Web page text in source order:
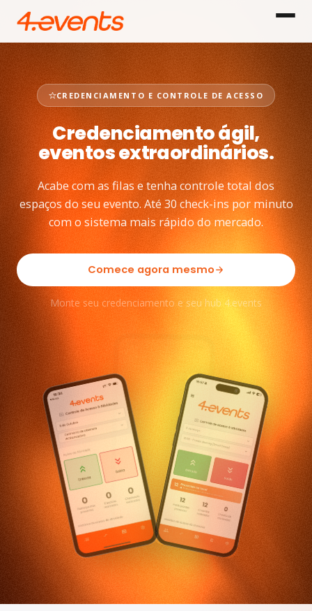
CREDENCIAMENTO E CONTROLE DE ACESSO
Credenciamento ágil,
eventos extraordinários.
Acabe com as filas e tenha controle total dos
espaços do seu evento. Até 30 check-ins por minuto
com o sistema mais rápido do mercado.
Comece agora mesmo
Monte seu credenciamento e seu hub 4.events